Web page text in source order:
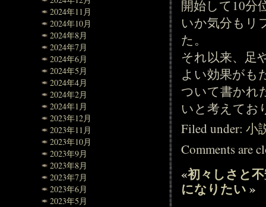
2024年11月
2024年10月
2024年8月
2024年7月
2024年6月
2024年5月
2024年4月
2024年2月
2024年1月
2023年12月
2023年11月
2023年10月
2023年9月
2023年8月
2023年7月
2023年6月
2023年5月
開始して10分
いか気分もリ
た。
それ以来、足
よい効果がも
ついて書かれ
いと考えてお
Filed under:小
Comments are
«初々しさと
になりたい»